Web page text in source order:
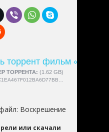
торрент фильм
ТОРРЕНТА: (1.62 GB)
4189
Воскрешение
или скачали